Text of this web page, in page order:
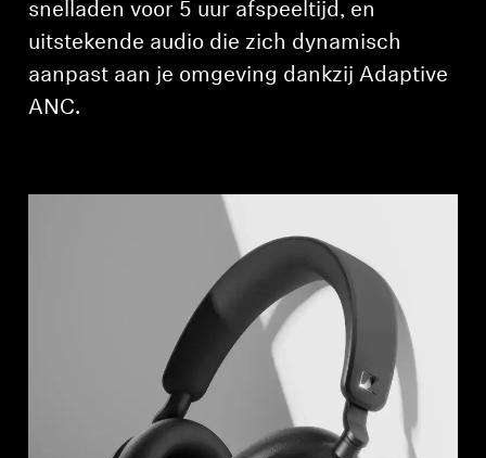
snelladen voor 5 uur afspeeltijd, en
uitstekende audio die zich dynamisch
aanpast aan je omgeving dankzij Adaptive
ANC.